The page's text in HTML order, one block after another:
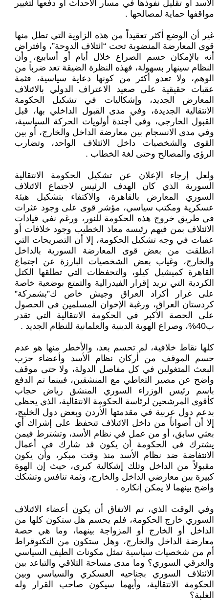
الأسد أو تقليل نفوذها في مسار الأحداث أو دفعها لتغيير
مواقفها حماية لمصالحها .
غير أن الوضع أكثر تعقيداً من هذه الزاوية التي تطل منها
قوى المعارضة المنضوية تحت “ائتلاف الدوحة”، وافتراض
أنه بالإمكان حسم الصراع خلال أيام أو أسابيع، وأن
النظام سينهار بسهولة، فهذه النظرة الضيقة تعد ضرباً من
الوهم، ولا تعدو أكثر من كونها دعاية سياسية، فثمة
عقبات حقيقية على صعيد الاعتراف الدولي بالائتلاف
المعارض الجديد، وإشكاليات في تشكيل الحكومة
الانتقالية الجديدة، وفي مدى القبول الداخلي بها، قبل
القبول الخارجي، وفي أجندة أولويات الحركة السياسية،
وفي مدى الانسجام بين معارضة الداخل والخارج، أو بين
القوى والشخصيات داخل الائتلاف الواحد، وتضارب
الرؤى والمصالح وحتى لغة الخطاب .
ولعل إرجاء الإعلان عن تشكيل الحكومة الانتقالية
السورية الذي كان الهدف الرئيس لاجتماع الائتلاف
السوري المعارض بالقاهرة، والاكتفاء بتشكيل هيئة
عسكرية ومكتب سياسي، مؤشر قوى على وجود عثرات
في طريق خروج هذه الحكومة للنور، ورغم نفي قيادات
الائتلاف بمن فيهم رئيسه معاذ الخطيب وجود خلافات أو
عقبات في وجه تشكيل الحكومة، إلا أن التصريحات التي
انطلقت من بعض قوى المعارضة السورية بالداخل
والخارج، وغياب بعض الشخصيات البارزة عن اجتماع
القاهرة كميشيل كيلو، والتحفظات التي تطلقها الكتل
الكردية التي تريد إقرار الفيدرالية والتمتع بوضعية خاصة
على غرار أكراد العراق وجيش خاص ك”بشمركة”
كردستان العراق، ورغبة الإخوان المسلمين في الحصول
على الحصة الأكبر في الحكومة الانتقالية التي تقدر
ب40%، وصراع الهوية الدينية والعلمانية للنظام الجديد .
كلها نقاط خلافية، لم تحسم بعد، والأخطر منها هو عدم
حسم الموقف من أركان نظام الأسد وأعضاء حزب
البعث المتغولين في كل مفاصل الدولة، ولا حتى موقف
واضح عن مصير التعاطي مع المنشقين، فبينما تم الدفع
باسم رئيس الوزراء السوري المنشق رياض حجاب
كأقوى المرشحين لرئاسة الحكومة الانتقالية، الذي يحظى
بدعم دول عربية في مقدمتها الأردن وبعض دول الخليج،
إلا أن أصواتاً من داخل الائتلاف تتحفظ على إشراك أي
بعثي سابق، أو من عمل في نظام الأسد، وتشترط فيمن
يشترك في الحكومة أن يكون قد شارك في أعمال
الانتفاضة ضد نظام الأسد منذ وقت مبكر، وأن يكون
مقبولاً من الداخل وتلك إشكالية كبرى، حيث إن الهوة
كبيرة بين معارضي الداخل والخارج، وثمة تنافس وتشكك
واضح بينهما لا يمكن إنكاره .
وفي الوقت الذي، تم الاتفاق أن يكون أعضاء الائتلاف
السوري خارج الحكومة، فلم يحسم هل ستكون كلها من
الداخل أو الخارج أو المزواجة بينهما، وما هي حصة
معارضة الداخل والخارج، وهل ستكون من التكنوقراط
أم من شخصيات سياسية تمثل مكونات الطيف السياسي
والعرقي السوري؟ وما مدى مساحة التلاقي والتباعد بين
الائتلاف السوري بجناحيه العسكري والسياسي وبين
الحكومة الانتقالية، وأيهما سيكون صاحب القرار وله
الغلبة؟